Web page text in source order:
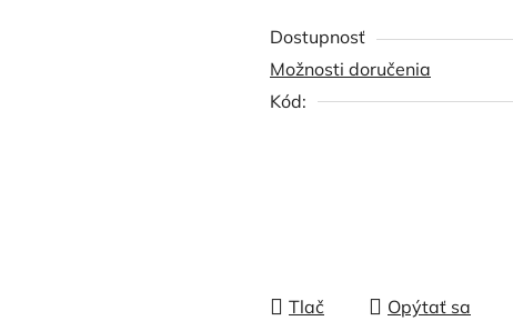
Dostupnosť
Možnosti doručenia
Kód:
Tlač Opýtať sa